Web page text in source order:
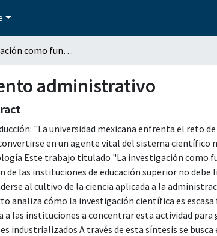
La investigación como fundamento administrativo
administrativo
"La universidad mexicana enfrenta el reto
en un agente vital del sistema científico
Este trabajo titulado "La investigación como
de las instituciones de educación superior no
al cultivo de la ciencia aplicada a la
analiza cómo la investigación científica es
a las instituciones a concentrar esta actividad
industrializados A través de esta síntesis se